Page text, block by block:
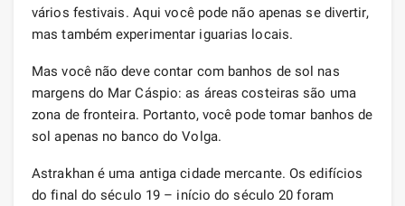
vários festivais. Aqui você pode não apenas se divertir,
mas também experimentar iguarias locais.
Mas você não deve contar com banhos de sol nas
margens do Mar Cáspio: as áreas costeiras são uma
zona de fronteira. Portanto, você pode tomar banhos de
sol apenas no banco do Volga.
Astrakhan é uma antiga cidade mercante. Os edifícios
do final do século 19 – início do século 20 foram